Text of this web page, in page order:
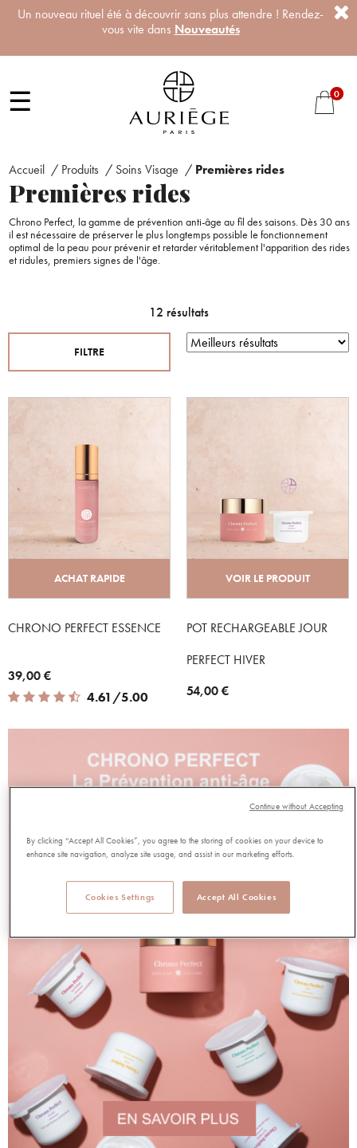
Un nouveau rituel été à découvrir sans plus attendre ! Rendez-
vous vite dans Nouveautés
☰ 0
Accueil / Produits / Soins Visage / Premières rides
Premières rides
Chrono Perfect, la gamme de prévention anti-âge au fil des saisons. Dès 30 ans
il est nécessaire de préserver le plus longtemps possible le fonctionnement
optimal de la peau pour prévenir et retarder véritablement l'apparition des rides
et ridules, premiers signes de l'âge.
12 résultats
FILTRE
ACHAT RAPIDE
CHRONO PERFECT ESSENCE
39,00 €
4.61 out of 5 Customer Rating
4.61/5.00
VOIR LE PRODUIT
POT RECHARGEABLE JOUR
PERFECT HIVER
54,00 €
By clicking “Accept All Cookies”, you agree to the storing of cookies on your device to
enhance site navigation, analyze site usage, and assist in our marketing efforts.
Accept All Cookies
Cookies Settings
Continue without Accepting